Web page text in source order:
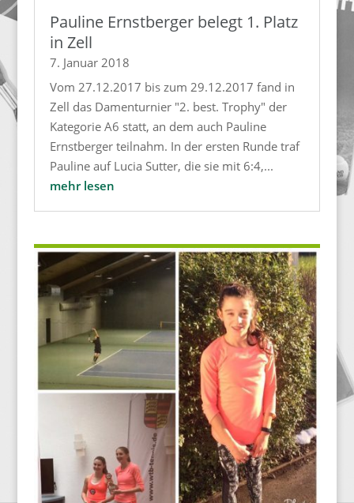
Pauline Ernstberger belegt 1. Platz
in Zell
7. Januar 2018
Vom 27.12.2017 bis zum 29.12.2017 fand in
Zell das Damenturnier "2. best. Trophy" der
Kategorie A6 statt, an dem auch Pauline
Ernstberger teilnahm. In der ersten Runde traf
Pauline auf Lucia Sutter, die sie mit 6:4,...
mehr lesen